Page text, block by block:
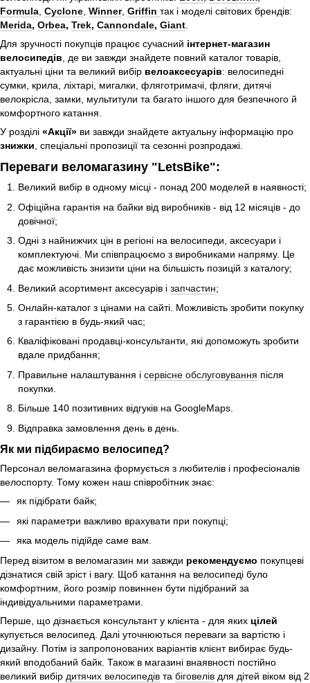
Formula Cyclone Winner, Griffin так і моделі світових брендів:
Merida, Orbea, Trek, Cannondale, Giant
Для зручності покупців працює сучасний інтернет-магазин
велосипедів , де ви завжди знайдете повний каталог товарів,
актуальні ціни та великий вибір велоаксесуарів: велосипедні
сумки, крила, ліхтарі, мигалки, фляготримачі, фляги, дитячі
велокрісла, замки, мультитули та багато іншого для безпечного й
комфортного катання.
У розділі «Акції» ви завжди знайдете актуальну інформацію про
знижки , спеціальні пропозиції та сезонні розпродажі.
Переваги веломагазину "LetsBike":
Великий вибір в одному місці - понад 200 моделей в наявності;
Офіційна гарантія на байки від виробників - від 12 місяців - до
довічної;
Одні з найнижчих цін в регіоні на велосипеди, аксесуари і
комплектуючі. Ми співпрацюємо з виробниками напряму. Це
дає можливість знизити ціни на більшість позицій з каталогу;
Великий асортимент аксесуарів і запчастин;
Онлайн-каталог з цінами на сайті. Можливість зробити покупку
з гарантією в будь-який час;
Кваліфіковані продавці-консультанти, які допоможуть зробити
вдале придбання;
Правильне налаштування і сервісне обслуговування після
покупки.
Більше 140 позитивних відгуків на GoogleMaps.
Відправка замовлення день в день.
Як ми підбираємо велосипед?
Персонал веломагазина формується з любителів і професіоналів
велоспорту. Тому кожен наш співробітник знає:
як підібрати байк;
які параметри важливо врахувати при покупці;
яка модель підійде саме вам.
Перед візитом в веломагазин ми завжди рекомендуємо покупцеві
дізнатися свій зріст і вагу. Щоб катання на велосипеді було
комфортним, його розмір повиннен бути підібраний за
індивідуальними параметрами.
Перше, що дізнається консультант у клієнта - для яких цілей
купується велосипед. Далі уточнюються переваги за вартістю і
дизайну. Потім із запропонованих варіантів клієнт вибирає будь-
який вподобаний байк. Також в магазині внаявності постійно
великий вибір дитячих велосипедів та біговелів для дітей віком від 2